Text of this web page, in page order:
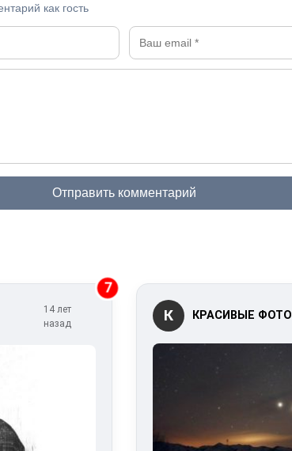
как гость
Отправить комментарий
7
14 лет
назад
К КРАСИВЫЕ ФОТО